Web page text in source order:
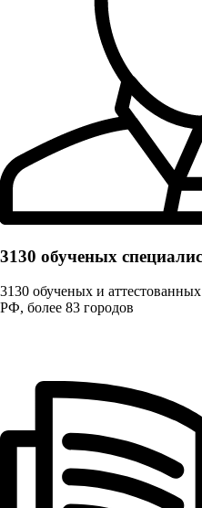
3130 обученых
3130 обученых и
РФ, более 83 городов